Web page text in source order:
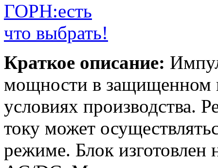
Краткое описание:
мощности в защищенном
условиях производства.
току может
режиме. Блок изготовлен